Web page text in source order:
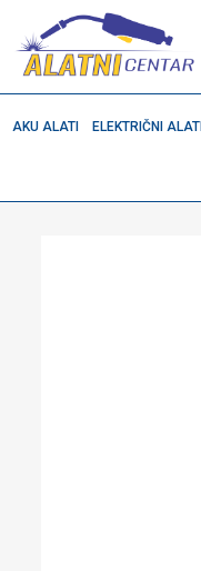
AKU ALATI ELEKTRIČNI ALATI